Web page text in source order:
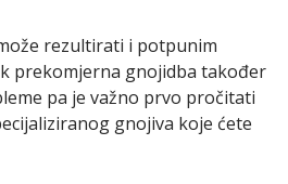
rezultirati i potpunim
prekomjerna gnojidba također
pa je važno prvo pročitati
gnojiva koje ćete